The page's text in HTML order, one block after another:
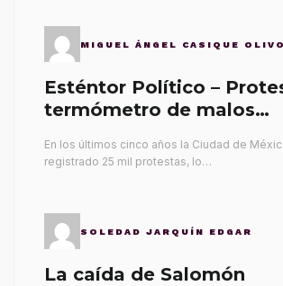
MIGUEL ÁNGEL CASIQUE
Esténtor Político –
termómetro de malos
En los últimos cinco años la Ciudad de
registrado 25 mil protestas, lo…
SOLEDAD JARQUÍN EDGAR
La caída de Salomón